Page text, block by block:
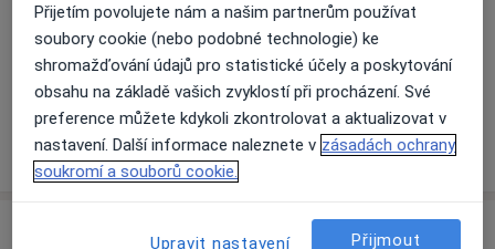
Způsoby platby (soukromé návštěvy)
Na teto adrese lékař přijímá pacienty na pojišťovnu
Detaily
Více
o adrese
Přijetím povolujete nám a našim partnerům používat
soubory cookie (nebo podobné technologie) ke
shromažďování údajů pro statistické účely a poskytování
obsahu na základě vašich zvyklostí při procházení. Své
preference můžete kdykoli zkontrolovat a aktualizovat v
nastavení. Další informace naleznete v zásadách ochrany
soukromí a souborů cookie.
Upravit nastavení Přijmout